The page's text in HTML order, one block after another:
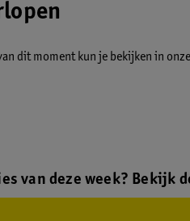
dit moment kun je bekijken in
van deze week? Bekijk